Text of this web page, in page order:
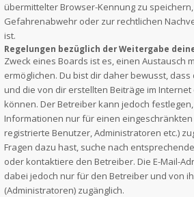
übermittelter Browser-Kennung zu
Gefahrenabwehr oder zur rechtlichen
ist.
Regelungen bezüglich der Weitergabe
Zweck eines Boards ist es, einen Austausch
ermöglichen. Du bist dir daher bewusst,
und die von dir erstellten Beiträge im
können. Der Betreiber kann jedoch
Informationen nur für einen
registrierte Benutzer, Administratoren etc.)
Fragen dazu hast, suche nach
oder kontaktiere den Betreiber. Die E-Mail-
dabei jedoch nur für den Betreiber und von
(Administratoren) zugänglich.